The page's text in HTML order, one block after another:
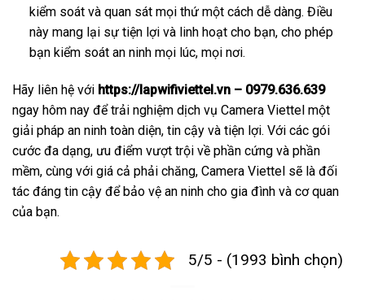
kiểm soát và quan sát mọi thứ một cách dễ dàng. Điều
này mang lại sự tiện lợi và linh hoạt cho bạn, cho phép
bạn kiểm soát an ninh mọi lúc, mọi nơi.
Hãy liên hệ với https://lapwifiviettel.vn – 0979.636.639
ngay hôm nay để trải nghiệm dịch vụ Camera Viettel một
giải pháp an ninh toàn diện, tin cậy và tiện lợi. Với các gói
cước đa dạng, ưu điểm vượt trội về phần cứng và phần
mềm, cùng với giá cả phải chăng, Camera Viettel sẽ là đối
tác đáng tin cậy để bảo vệ an ninh cho gia đình và cơ quan
của bạn.
5/5 - (1993 bình chọn)